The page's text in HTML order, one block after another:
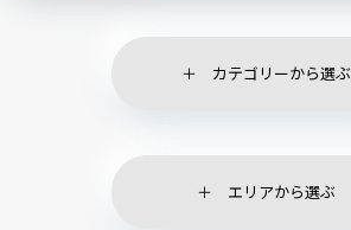
カテゴリーから選ぶ
エリアから選ぶ